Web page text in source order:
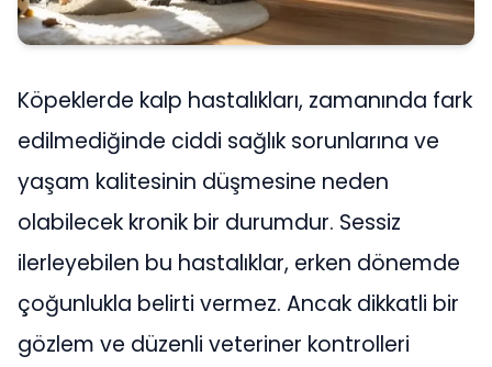
Köpeklerde kalp hastalıkları, zamanında fark
edilmediğinde ciddi sağlık sorunlarına ve
yaşam kalitesinin düşmesine neden
olabilecek kronik bir durumdur. Sessiz
ilerleyebilen bu hastalıklar, erken dönemde
çoğunlukla belirti vermez. Ancak dikkatli bir
gözlem ve düzenli veteriner kontrolleri